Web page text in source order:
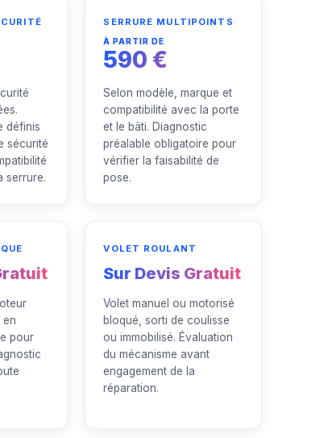
définis
sécurité
serrure.
SERRURE MULTIPOINTS
À PARTIR DE
590 €
Selon modèle, marque et
compatibilité avec la porte
et le bâti. Diagnostic
préalable obligatoire pour
vérifier la faisabilité de
pose.
en
pour
VOLET ROULANT
Sur Devis Gratuit
Volet manuel ou motorisé
bloqué, sorti de coulisse
ou immobilisé. Évaluation
du mécanisme avant
engagement de la
réparation.